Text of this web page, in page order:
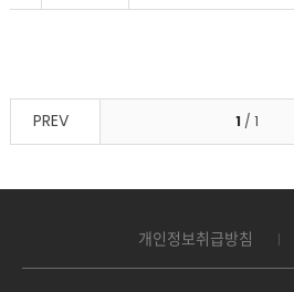
PREV 1 / 1
개인정보취급방침